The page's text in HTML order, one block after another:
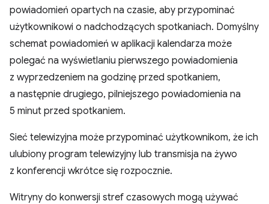
powiadomień opartych na czasie, aby przypominać
użytkownikowi o nadchodzących spotkaniach. Domyślny
schemat powiadomień w aplikacji kalendarza może
polegać na wyświetlaniu pierwszego powiadomienia
z wyprzedzeniem na godzinę przed spotkaniem,
a następnie drugiego, pilniejszego powiadomienia na
5 minut przed spotkaniem.
Sieć telewizyjna może przypominać użytkownikom, że ich
ulubiony program telewizyjny lub transmisja na żywo
z konferencji wkrótce się rozpocznie.
Witryny do konwersji stref czasowych mogą używać